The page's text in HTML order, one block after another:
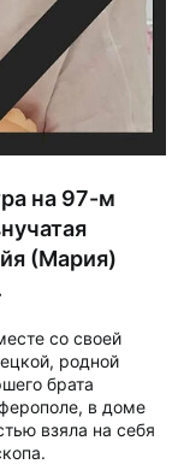
на 97-м
(Мария)
со своей
родной
брата
в доме
взяла на себя